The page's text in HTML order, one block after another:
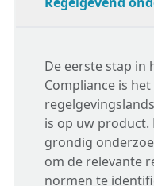
De eerste stap in
Compliance is
is op uw
grondig
om de relevante
normen te